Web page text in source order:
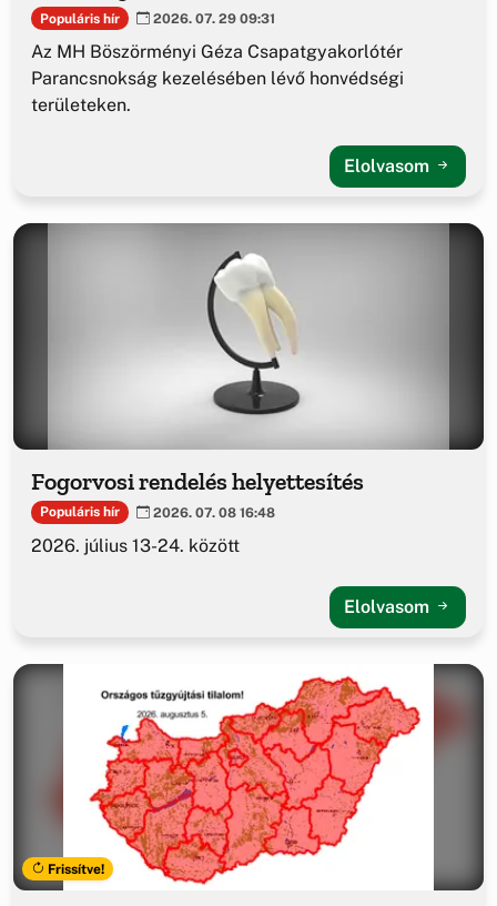
Populáris hír 2026. 07. 29 09:31
Az MH Böszörményi Géza Csapatgyakorlótér
Parancsnokság kezelésében lévő honvédségi
területeken.
Elolvasom
Fogorvosi rendelés helyettesítés
Populáris hír 2026. 07. 08 16:48
2026. július 13-24. között
Elolvasom
Frissítve!